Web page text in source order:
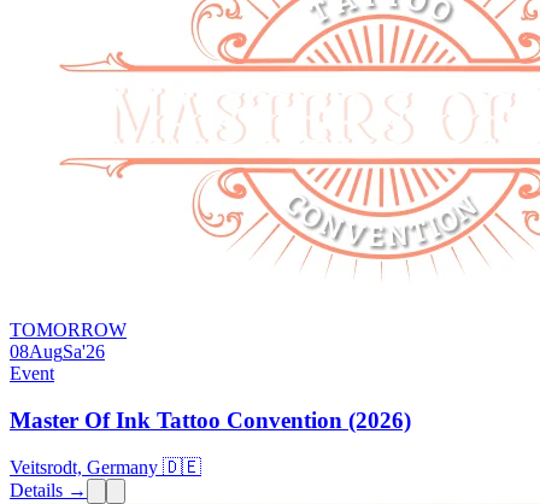
TOMORROW
08AugSa'26
Event
Master Of Ink Tattoo Convention (2026)
Veitsrodt, Germany 🇩🇪
Details →